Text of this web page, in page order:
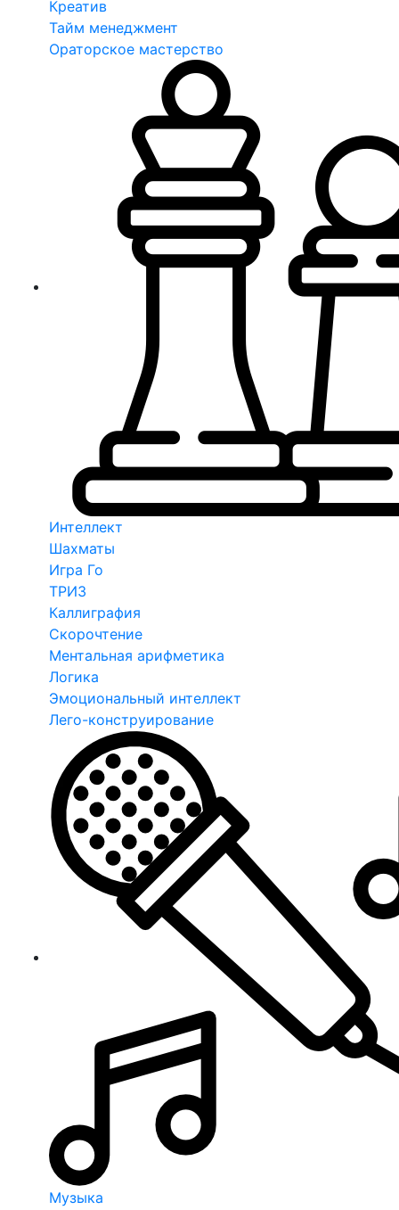
Креатив
Тайм менеджмент
Ораторское мастерство
Интеллект
Шахматы
Игра Го
ТРИЗ
Каллиграфия
Скорочтение
Ментальная арифметика
Логика
Эмоциональный интеллект
Лего-конструирование
Музыка